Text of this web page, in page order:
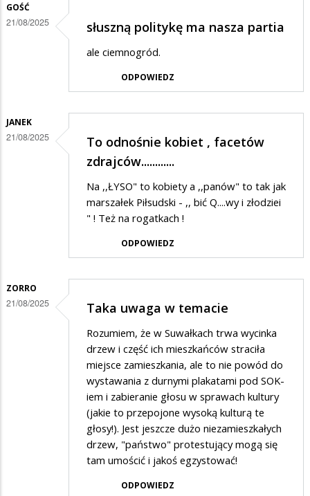
GOŚĆ
21/08/2025 słuszną politykę ma nasza partia
ale ciemnogród.
ODPOWIEDZ
JANEK
21/08/2025
To odnośnie kobiet , facetów
zdrajców............
Na ,,ŁYSO" to kobiety a ,,panów" to tak jak
marszałek Piłsudski - ,, bić Q....wy i złodziei
" ! Też na rogatkach !
ODPOWIEDZ
ZORRO
21/08/2025 Taka uwaga w temacie
Rozumiem, że w Suwałkach trwa wycinka
drzew i część ich mieszkańców straciła
miejsce zamieszkania, ale to nie powód do
wystawania z durnymi plakatami pod SOK-
iem i zabieranie głosu w sprawach kultury
(jakie to przepojone wysoką kulturą te
głosy!). Jest jeszcze dużo niezamieszkałych
drzew, "państwo" protestujący mogą się
tam umościć i jakoś egzystować!
ODPOWIEDZ